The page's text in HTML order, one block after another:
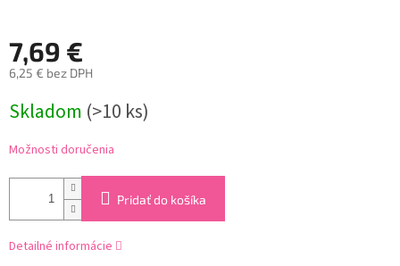
7,69 €
6,25 € bez DPH
cena:
Skladom (>10 ks)
Možnosti doručenia
Pridať do košíka
Detailné informácie